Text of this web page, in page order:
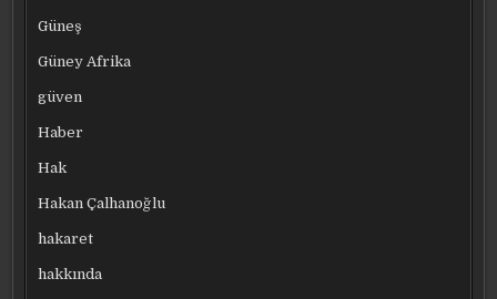
Güneş
Güney Afrika
güven
Haber
Hak
Hakan Çalhanoğlu
hakaret
hakkında